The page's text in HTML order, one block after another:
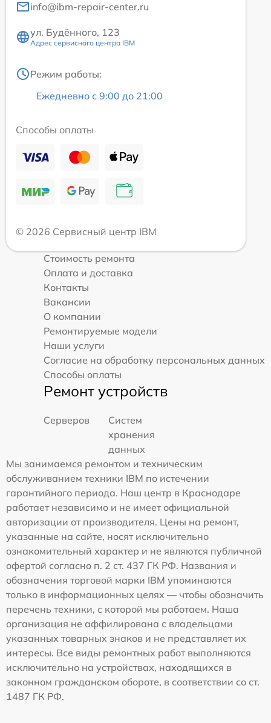
info@ibm-repair-center.ru
ул. Будённого, 123
Адрес сервисного центра IBM
Режим работы:
Ежедневно с 9:00 до 21:00
Способы оплаты
© 2026 Сервисный центр IBM
Стоимость ремонта
Оплата и доставка
Контакты
Вакансии
О компании
Ремонтируемые модели
Наши услуги
Согласие на обработку персональных данных
Способы оплаты
Ремонт устройств
Серверов
Систем
хранения
данных
Мы занимаемся ремонтом и техническим
обслуживанием техники IBM по истечении
гарантийного периода. Наш центр в Краснодаре
работает независимо и не имеет официальной
авторизации от производителя. Цены на ремонт,
указанные на сайте, носят исключительно
ознакомительный характер и не являются публичной
офертой согласно п. 2 ст. 437 ГК РФ. Названия и
обозначения торговой марки IBM упоминаются
только в информационных целях — чтобы обозначить
перечень техники, с которой мы работаем. Наша
организация не аффилирована с владельцами
указанных товарных знаков и не представляет их
интересы. Все виды ремонтных работ выполняются
исключительно на устройствах, находящихся в
законном гражданском обороте, в соответствии со ст.
1487 ГК РФ.